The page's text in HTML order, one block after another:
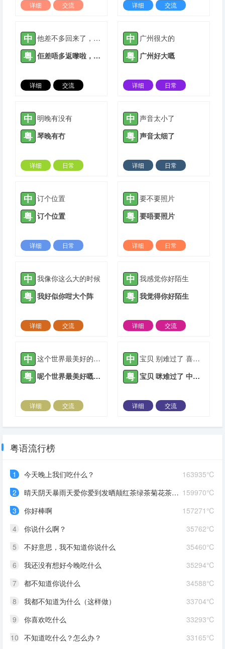
详细
交流
详细
交流
中 他差不多回来了，我们快点动手做饭吧
粤 佢差唔多返嚟啦，我哋快啲喐手煮饭啦
详细
交流
中 广州很大的
粤 广州好大嘅
详细
日常
中 明晚有没有
粤 琴晚有冇
详细
日常
中 声音太小了
粤 声音太细了
详细
日常
中 订个位置
粤 订个位置
详细
日常
中 要不要照片
粤 要唔要照片
详细
日常
中 我像你这么大的时候
粤 我好似你咁大个阵
详细
交流
中 我感觉你好陌生
粤 我觉得你好陌生
详细
交流
中 这个世界最美好的实事物
粤 呢个世界最美好嘅实事物
详细
交流
中 宝贝 别难过了 喜欢你的人会喜欢你很久的
粤 宝贝 咪难过了 中意你嘅人会中意你很耐嘅
详细
交流
粤语流行榜
163935℃
1
今天晚上我们吃什么？
159970℃
2
晴天阴天暴雨天爱你爱到发晒颠红茶绿茶菊花茶爱你爱到蒙查查
157271℃
3
你好棒啊
35762℃
4
你说什么啊？
35460℃
5
不好意思，我不知道你说什么
35294℃
6
我还没有想好今晚吃什么
34588℃
7
都不知道你说什么
33704℃
8
我都不知道为什么（这样做）
33293℃
9
你喜欢吃什么
33165℃
10 不知道吃什么？怎么办？